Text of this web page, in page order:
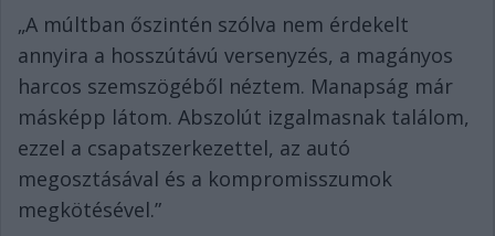
„A múltban őszintén szólva nem érdekelt
annyira a hosszútávú versenyzés, a magányos
harcos szemszögéből néztem. Manapság már
másképp látom. Abszolút izgalmasnak találom,
ezzel a csapatszerkezettel, az autó
megosztásával és a kompromisszumok
megkötésével.”